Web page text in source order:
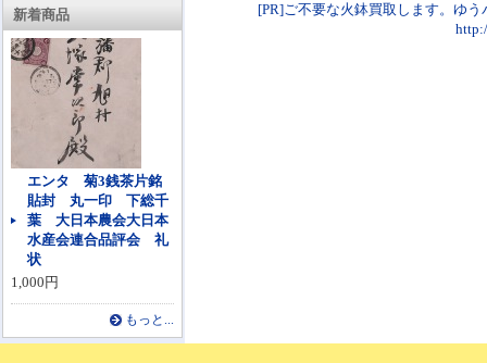
新着商品
エンタ 菊3銭茶片銘
貼封 丸一印 下総千
葉 大日本農会大日本
水産会連合品評会 礼
状
1,000円
もっと...
[PR]ご不要な火鉢買取します。ゆ